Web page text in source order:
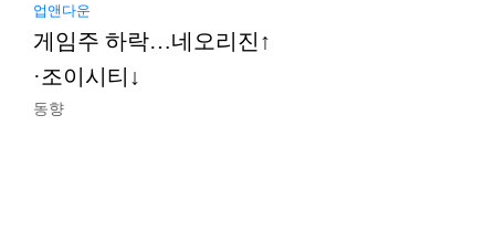
업앤다운
게임주 하락…네오리진↑
·조이시티↓
동향